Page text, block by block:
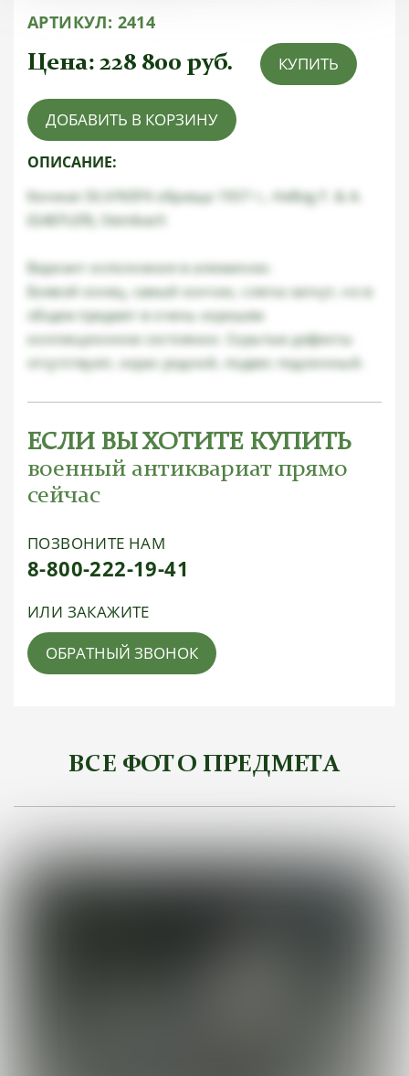
АРТИКУЛ: 2414
Цена: 228 800 руб. КУПИТЬ
ДОБАВИТЬ В КОРЗИНУ
ОПИСАНИЕ:
Кинжал DLV/NSFK образца 1937 г., Helbig F. & A.
(GAEFLER), Steinbach
Вариант исполнения в алюминии.
Боевой конец, самый кончик, слегка загнут, но в
общем предмет в очень хорошем
коллекционном состоянии. Скрытые дефекты
отсутствуют, окрас родной, подвес подлинный.
ЕСЛИ ВЫ ХОТИТЕ КУПИТЬ
военный антиквариат прямо
сейчас
ПОЗВОНИТЕ НАМ
8-800-222-19-41
ИЛИ ЗАКАЖИТЕ
ОБРАТНЫЙ ЗВОНОК
ВСЕ ФОТО ПРЕДМЕТА